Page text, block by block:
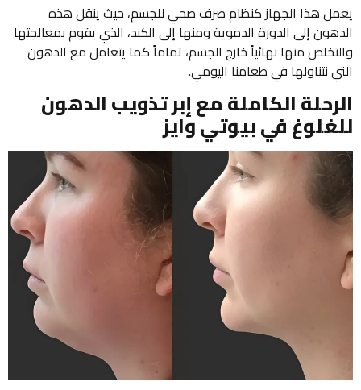
يعمل هذا الجهاز كنظام صرف صحي للجسم، حيث ينقل هذه
الدهون إلى الدورة الدموية ومنها إلى الكبد، الذي يقوم بمعالجتها
والتخلص منها نهائياً خارج الجسم، تماماً كما يتعامل مع الدهون
التي نتناولها في طعامنا اليومي.
الرحلة الكاملة مع إبر تذويب الدهون
للغلوغ في بيوتي وايز